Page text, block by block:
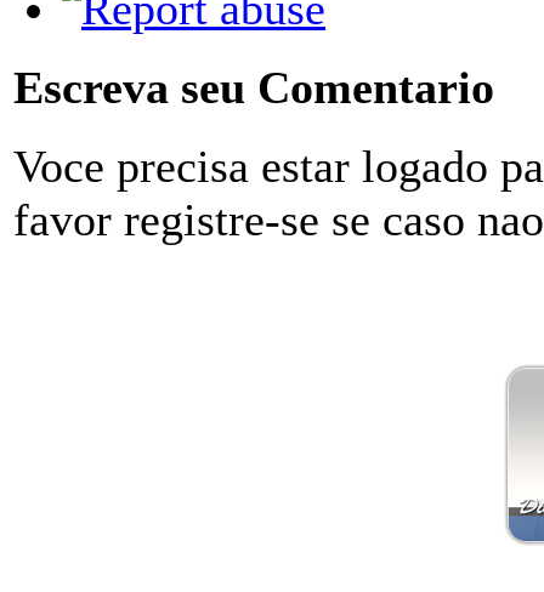
Escreva seu Comentario
Voce precisa estar logado
favor registre-se se caso